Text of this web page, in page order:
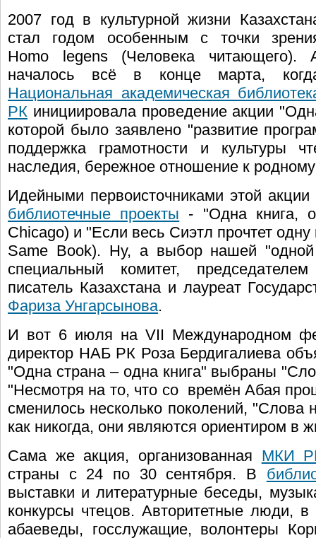
2007 год в культурной жизни
стал годом особенным с точки
Homo legens (Человека читающего).
началось всё в конце марта,
Национальная академическая
РК инициировала проведение акции
которой было заявлено "развитие
поддержка грамотности и культуры
наследия, бережное отношение к
Идейными первоисточниками этой
библиотечные проекты - "Одна книга,
Chicago) и "Если весь Сиэтл прочтет
Same Book). Ну, а выбор нашей
специальный комитет,
писатель Казахстана и лауреат
Фариза Унгарсынова.
И вот 6 июля на VII Международном
директор НАБ РК Роза Бердигалиева
"Одна страна – одна книга" выбраны
"Несмотря на то, что со времён Абая
сменилось несколько поколений, "Слова
как никогда, они являются ориентиром в
Сама же акция, организованная МКИ
страны с 24 по 30 сентября. В
выставки и литературные беседы,
конкурсы чтецов. Авторитетные люди,
абаеведы, госслужащие, волонтеры